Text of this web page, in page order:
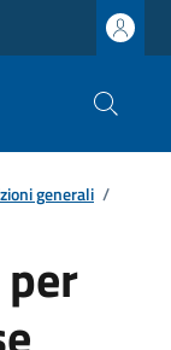
generali /